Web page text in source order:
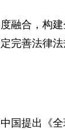
融合，构
完善法律法
国提出《